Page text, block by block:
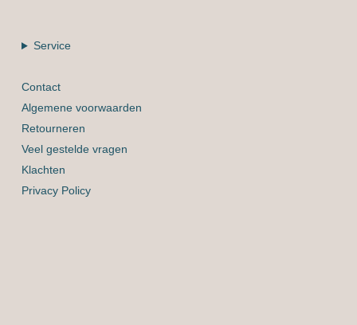
Service
Contact
Algemene voorwaarden
Retourneren
Veel gestelde vragen
Klachten
Privacy Policy